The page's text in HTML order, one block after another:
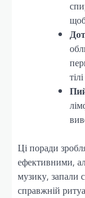
Ці поради
ефективними,
музику, запали
справжній